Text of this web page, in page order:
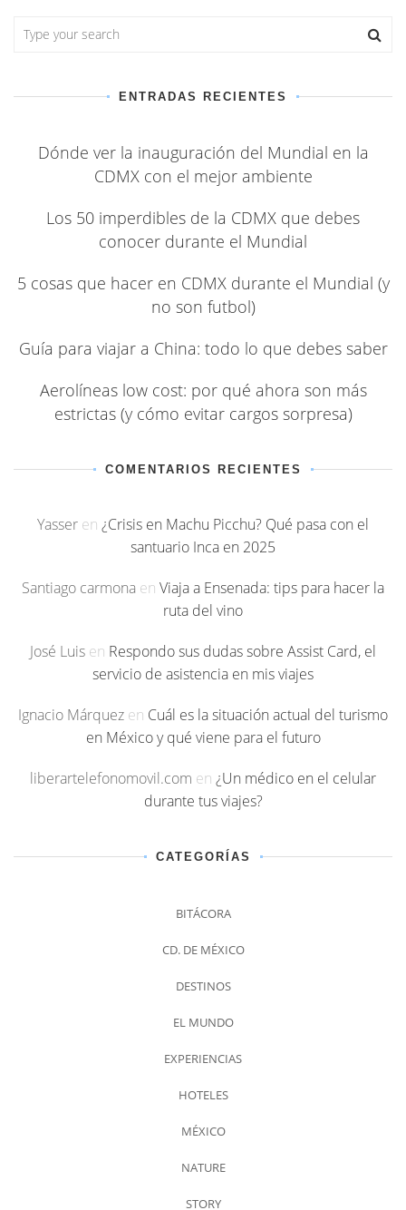
ENTRADAS RECIENTES
Dónde ver la inauguración del Mundial en la
CDMX con el mejor ambiente
Los 50 imperdibles de la CDMX que debes
conocer durante el Mundial
5 cosas que hacer en CDMX durante el Mundial (y
no son futbol)
Guía para viajar a China: todo lo que debes saber
Aerolíneas low cost: por qué ahora son más
estrictas (y cómo evitar cargos sorpresa)
COMENTARIOS RECIENTES
Yasser en ¿Crisis en Machu Picchu? Qué pasa con el
santuario Inca en 2025
Santiago carmona en Viaja a Ensenada: tips para hacer la
ruta del vino
José Luis en Respondo sus dudas sobre Assist Card, el
servicio de asistencia en mis viajes
Ignacio Márquez en Cuál es la situación actual del turismo
en México y qué viene para el futuro
liberartelefonomovil.com en ¿Un médico en el celular
durante tus viajes?
CATEGORÍAS
BITÁCORA
CD. DE MÉXICO
DESTINOS
EL MUNDO
EXPERIENCIAS
HOTELES
MÉXICO
NATURE
STORY